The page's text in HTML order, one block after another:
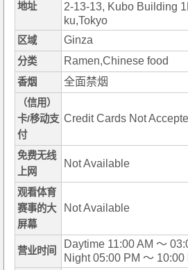
地址
2-13-13, Kubo Building
ku,Tokyo
区域 Ginza
分类 Ramen,Chinese food
香烟 全面禁烟
（信用）
卡/移动支
付
Credit Cards Not
免费无线
上网
Not Available
观看体育
赛事的大
屏幕
Not Available
营业时间
Daytime 11:00 AM ～
Night 05:00 PM ～ 10:00